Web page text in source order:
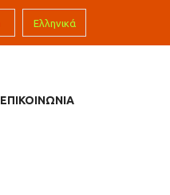
Ελληνικά
ΕΠΙΚΟΙΝΩΝΙΑ